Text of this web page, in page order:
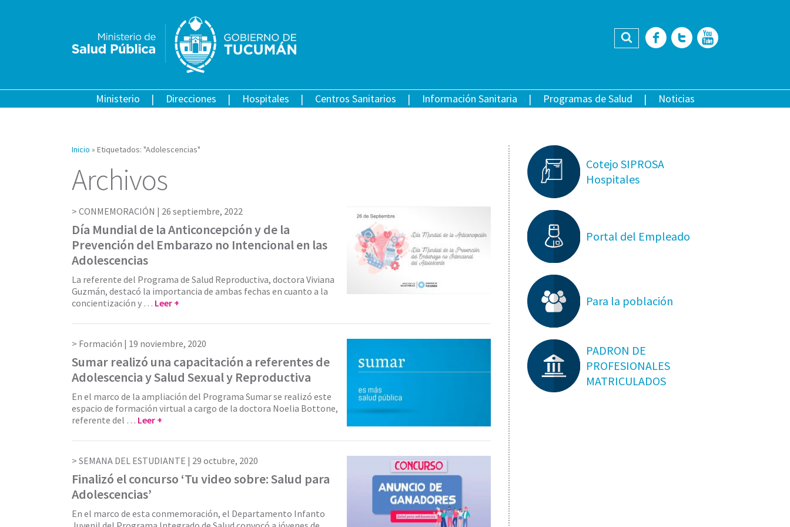
Buscar Facebook
Twitter
Ministerio Direcciones Hospitales Centros Sanitarios Información Sanitaria Programas de Salud Noticias
Inicio » Etiquetados: "Adolescencias"
Archivos
CONMEMORACIÓN | 26 septiembre, 2022
Día Mundial de la Anticoncepción y de la
Prevención del Embarazo no Intencional en las
Adolescencias
La referente del Programa de Salud Reproductiva, doctora Viviana
Guzmán, destacó la importancia de ambas fechas en cuanto a la
concientización y … Leer +
Formación | 19 noviembre, 2020
Sumar realizó una capacitación a referentes de
Adolescencia y Salud Sexual y Reproductiva
En el marco de la ampliación del Programa Sumar se realizó este
espacio de formación virtual a cargo de la doctora Noelia Bottone,
referente del … Leer +
SEMANA DEL ESTUDIANTE | 29 octubre, 2020
Finalizó el concurso ‘Tu video sobre: Salud para
Adolescencias’
En el marco de esta conmemoración, el Departamento Infanto
Cotejo SIPROSA
Hospitales
Portal del Empleado
Para la población
PADRON DE
PROFESIONALES
MATRICULADOS